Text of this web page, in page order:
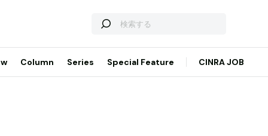
Column Series Special Feature CINRA JOB